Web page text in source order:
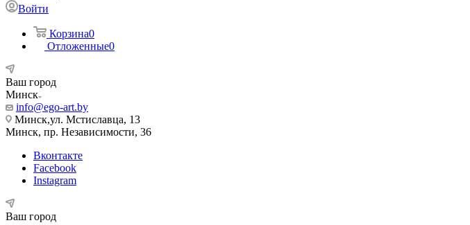
Войти
Корзина0
Отложенные0
Ваш город
Минск
info@ego-art.by
Минск,ул. Мстиславца, 13
Минск, пр. Независимости, 36
Вконтакте
Facebook
Instagram
Ваш город